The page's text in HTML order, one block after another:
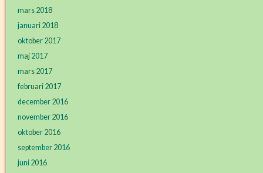
mars 2018
januari 2018
oktober 2017
maj 2017
mars 2017
februari 2017
december 2016
november 2016
oktober 2016
september 2016
juni 2016